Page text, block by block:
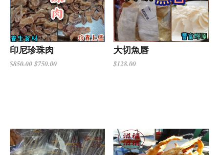
印尼珍珠肉
$850.00$750.00
大切魚唇
$128.00